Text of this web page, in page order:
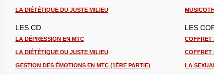
LA DIÉTÉTIQUE DU JUSTE MILIEU
LES CD
LA DÉPRESSION EN MTC
LA DIÉTÉTIQUE DU JUSTE MILIEU
GESTION DES ÉMOTIONS EN MTC (1ÈRE PARTIE)
LES
COFFRET
COFFRET
LA